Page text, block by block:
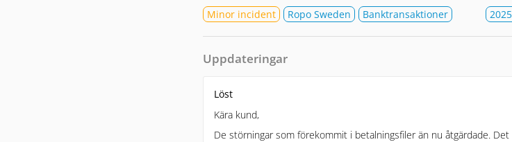
Minor incident Ropo Sweden Banktransaktioner
Uppdateringar
Löst
Kära kund,
De störningar som förekommit i betalningsfiler än nu åtgärdade.